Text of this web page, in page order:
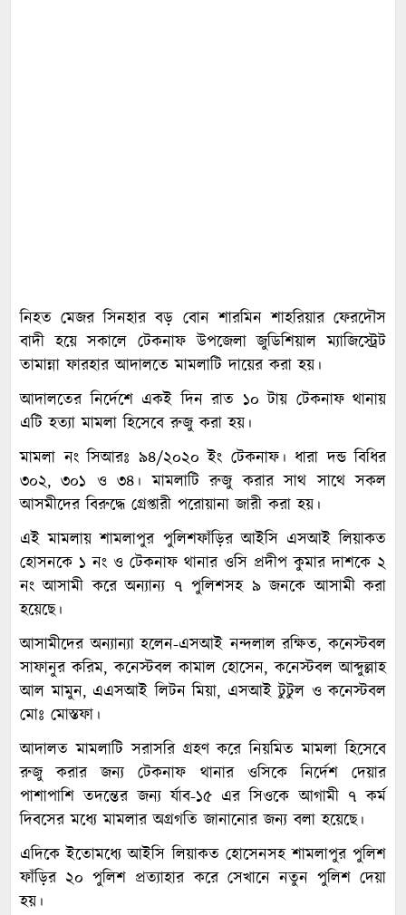
নিহত মেজর সিনহার বড় বোন শারমিন শাহরিয়ার ফেরদৌস
বাদী হয়ে সকালে টেকনাফ উপজেলা জুডিশিয়াল ম্যাজিস্ট্রেট
তামান্না ফারহার আদালতে মামলাটি দায়ের করা হয়।
আদালতের নির্দেশে একই দিন রাত ১০ টায় টেকনাফ থানায়
এটি হত্যা মামলা হিসেবে রুজু করা হয়।
মামলা নং সিআরঃ ৯৪/২০২০ ইং টেকনাফ। ধারা দন্ড বিধির
৩০২, ৩০১ ও ৩৪। মামলাটি রুজু করার সাথ সাথে সকল
আসমীদের বিরুদ্ধে গ্রেপ্তারী পরোয়ানা জারী করা হয়।
এই মামলায় শামলাপুর পুলিশফাঁড়ির আইসি এসআই লিয়াকত
হোসনকে ১ নং ও টেকনাফ থানার ওসি প্রদীপ কুমার দাশকে ২
নং আসামী করে অন্যান্য ৭ পুলিশসহ ৯ জনকে আসামী করা
হয়েছে।
আসামীদের অন্যান্যা হলেন-এসআই নন্দলাল রক্ষিত, কনেস্টবল
সাফানুর করিম, কনেস্টবল কামাল হোসেন, কনেস্টবল আব্দুল্লাহ
আল মামুন, এএসআই লিটন মিয়া, এসআই টুটুল ও কনেস্টবল
মোঃ মোস্তফা।
আদালত মামলাটি সরাসরি গ্রহণ করে নিয়মিত মামলা হিসেবে
রুজু করার জন্য টেকনাফ থানার ওসিকে নির্দেশ দেয়ার
পাশাপাশি তদন্তের জন্য র্যাব-১৫ এর সিওকে আগামী ৭ কর্ম
দিবসের মধ্যে মামলার অগ্রগতি জানানোর জন্য বলা হয়েছে।
এদিকে ইতোমধ্যে আইসি লিয়াকত হোসেনসহ শামলাপুর পুলিশ
ফাঁড়ির ২০ পুলিশ প্রত্যাহার করে সেখানে নতুন পুলিশ দেয়া
হয়।